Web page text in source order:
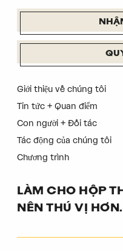
Giới thiệu về chúng tôi
Tin tức + Quan điểm
Con người + Đối tác
Tác động của chúng tôi
Chương trình
LÀM CHO HỘP
NÊN THÚ VỊ HƠN.
Mã xác thực